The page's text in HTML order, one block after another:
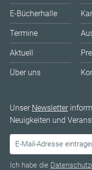
E-Bücherhalle
Termine
Aktuell
Über uns
Unser Newsletter
Neuigkeiten und
Ich habe die